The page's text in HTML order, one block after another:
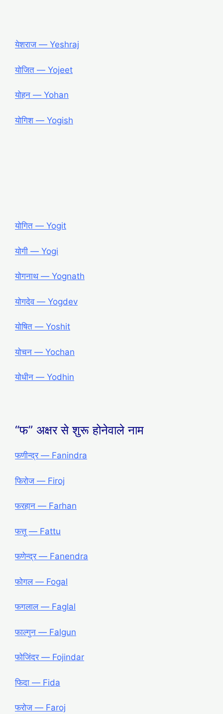
येशराज ― Yeshraj
योजित ― Yojeet
योहन ― Yohan
योगिश ― Yogish
योगित ― Yogit
योगी ― Yogi
योगनाथ ― Yognath
योगदेव ― Yogdev
योषित ― Yoshit
योचन ― Yochan
योधीन ― Yodhin
“फ” अक्षर से शुरू होनेवाले नाम
फणीन्द्र — Fanindra
फिरोज — Firoj
फरहान — Farhan
फत्तू — Fattu
फणेन्द्र — Fanendra
फोगल — Fogal
फगलाल — Faglal
फाल्गुन — Falgun
फोजिंदर ― Fojindar
फिदा ― Fida
फरोज ― Faroj